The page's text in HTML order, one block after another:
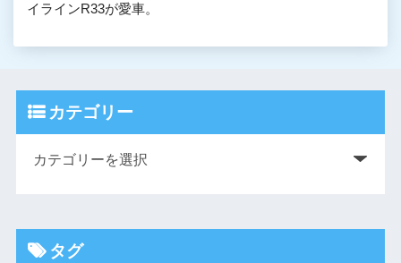
イラインR33が愛車。
カテゴリー
タグ